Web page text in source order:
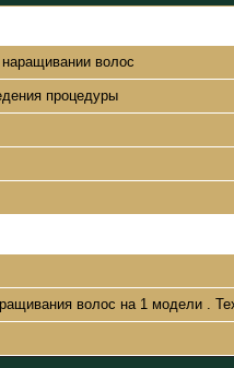
волос
процедуры
волос на 1 модели .